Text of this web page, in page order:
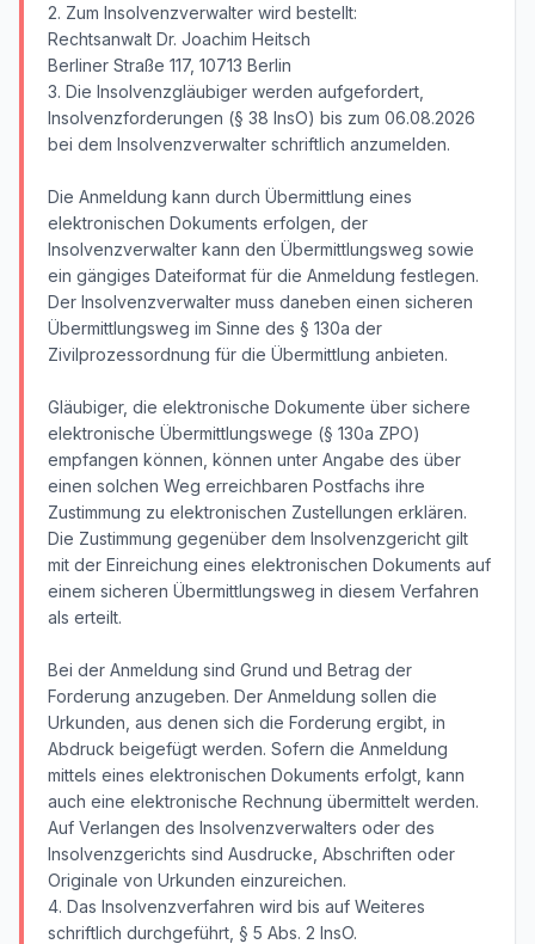
2. Zum Insolvenzverwalter wird bestellt:
Rechtsanwalt Dr. Joachim Heitsch
Berliner Straße 117, 10713 Berlin
3. Die Insolvenzgläubiger werden aufgefordert,
Insolvenzforderungen (§ 38 InsO) bis zum 06.08.2026
bei dem Insolvenzverwalter schriftlich anzumelden.
Die Anmeldung kann durch Übermittlung eines
elektronischen Dokuments erfolgen, der
Insolvenzverwalter kann den Übermittlungsweg sowie
ein gängiges Dateiformat für die Anmeldung festlegen.
Der Insolvenzverwalter muss daneben einen sicheren
Übermittlungsweg im Sinne des § 130a der
Zivilprozessordnung für die Übermittlung anbieten.
Gläubiger, die elektronische Dokumente über sichere
elektronische Übermittlungswege (§ 130a ZPO)
empfangen können, können unter Angabe des über
einen solchen Weg erreichbaren Postfachs ihre
Zustimmung zu elektronischen Zustellungen erklären.
Die Zustimmung gegenüber dem Insolvenzgericht gilt
mit der Einreichung eines elektronischen Dokuments auf
einem sicheren Übermittlungsweg in diesem Verfahren
als erteilt.
Bei der Anmeldung sind Grund und Betrag der
Forderung anzugeben. Der Anmeldung sollen die
Urkunden, aus denen sich die Forderung ergibt, in
Abdruck beigefügt werden. Sofern die Anmeldung
mittels eines elektronischen Dokuments erfolgt, kann
auch eine elektronische Rechnung übermittelt werden.
Auf Verlangen des Insolvenzverwalters oder des
Insolvenzgerichts sind Ausdrucke, Abschriften oder
Originale von Urkunden einzureichen.
4. Das Insolvenzverfahren wird bis auf Weiteres
schriftlich durchgeführt, § 5 Abs. 2 InsO.